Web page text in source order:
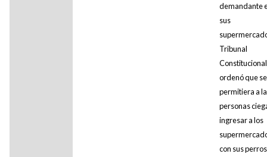
demandante
sus
Tribunal
Constitucional
ordenó que se
permitiera a
personas
ingresar a los
con sus perros